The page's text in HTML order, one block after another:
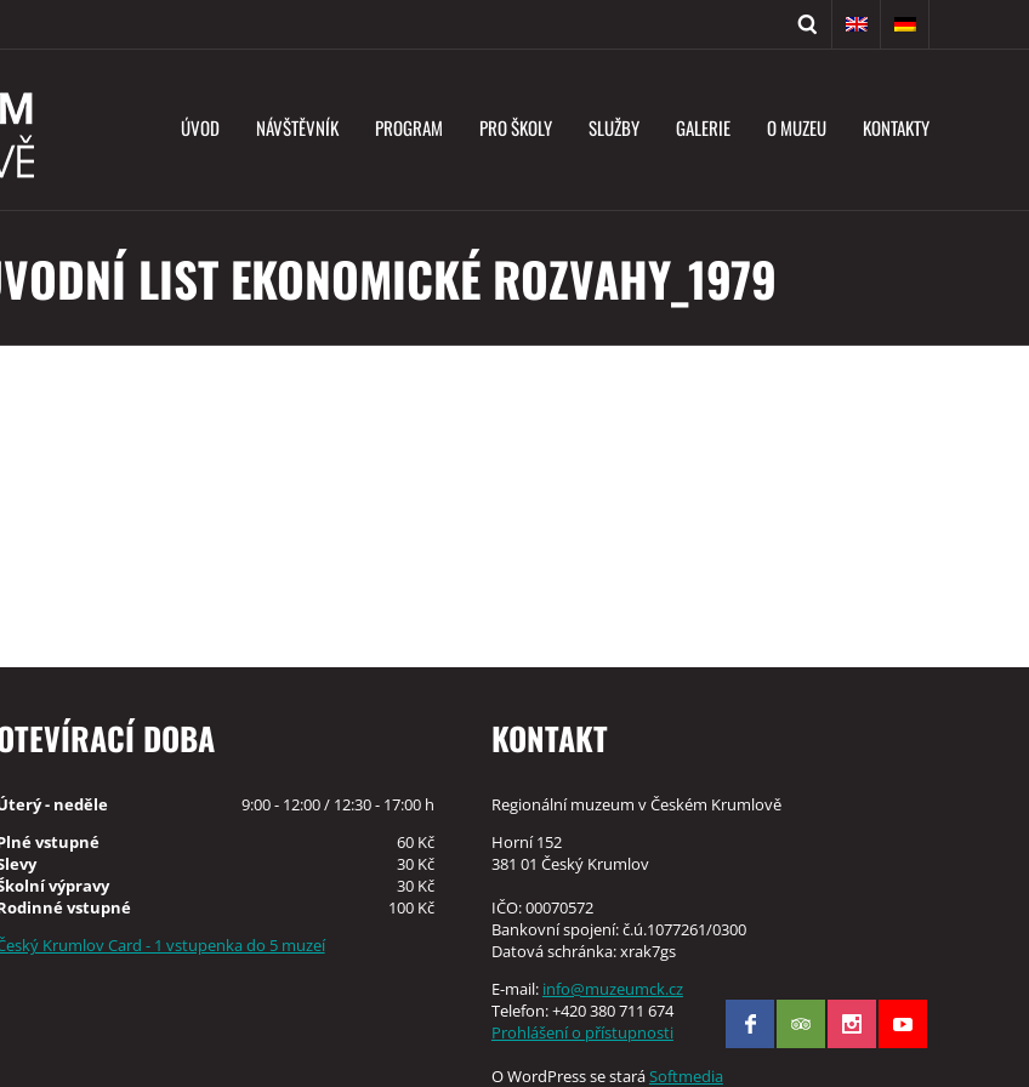
ÚVOD NÁVŠTĚVNÍK PROGRAM PRO ŠKOLY SLUŽBY GALERIE O MUZEU KONTAKTY
LIST EKONOMICKÉ ROZVAHY_1979
DOBA
- neděle
9:00 - 12:00 / 12:30 - 17:00 h
vstupné
60 Kč
30 Kč
výpravy
30 Kč
vstupné
100 Kč
Krumlov Card - 1 vstupenka do 5 muzeí
KONTAKT
Regionální muzeum v Českém Krumlově
Horní 152
381 01 Český Krumlov
IČO: 00070572
Bankovní spojení: č.ú.1077261/0300
Datová schránka: xrak7gs
E-mail: info@muzeumck.cz
Telefon: +420 380 711 674
Prohlášení o přístupnosti
O WordPress se staráSoftmedia